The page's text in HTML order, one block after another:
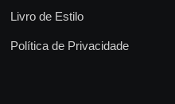
Livro de Estilo
Política de Privacidade